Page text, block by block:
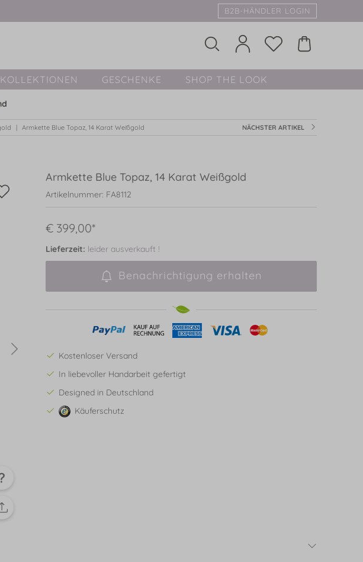
B2B-HÄNDLER LOGIN
KOLLEKTIONEN GESCHENKE SHOP THE LOOK
Armkette Blue Topaz, 14 Karat Weißgold NÄCHSTER ARTIKEL
Armkette Blue Topaz, 14 Karat Weißgold
Artikelnummer: FA8112
€ 399,00*
Lieferzeit: leider ausverkauft !
Benachrichtigung erhalten
Kostenloser Versand
In liebevoller Handarbeit gefertigt
Designed in Deutschland
Käuferschutz